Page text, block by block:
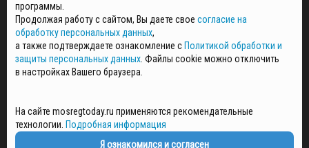
ПОЛИТИКА ОБРАБОТКИ И ЗАЩИТЫ ПЕРСОНАЛЬНЫХ ДАННЫХ
НОВОСТИ
ГАЗЕТЫ
РЕКЛАМОДАТЕЛЯМ
СПЕЦПРОЕКТЫ
СТАТЬИ
ПОЛИТИКА КОНФИДЕНЦИАЛЬНОСТИ
программы.
Продолжая работу с сайтом, Вы даете свое согласие на
обработку персональных данных,
а также подтверждаете ознакомление с Политикой обработки и
защиты персональных данных . Файлы cookie можно отключить
в настройках Вашего браузера.
На сайте mosregtoday.ru применяются рекомендательные
технологии. Подробная информация
Я ознакомился и согласен